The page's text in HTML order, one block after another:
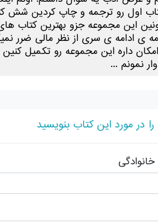
اول رو ترجمه و چاپ کردین شش
این مجموعه جزو بهترین کتاب
ی ادامه ی سری از نظر مالی ضرر
داره این مجموعه رو تکمیل
نمونم ...
در مورد این کتاب بنویسید